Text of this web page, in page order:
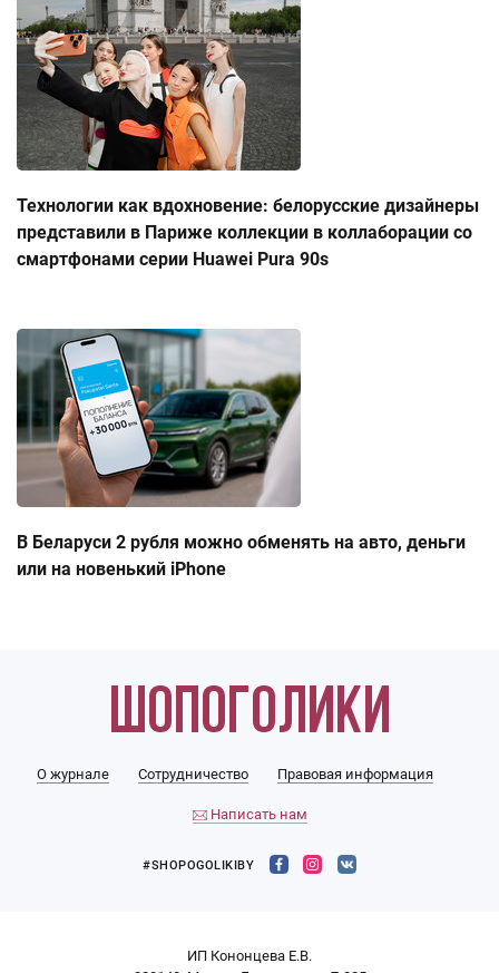
Технологии как вдохновение: белорусские дизайнеры
представили в Париже коллекции в коллаборации со
смартфонами серии Huawei Pura 90s
В Беларуси 2 рубля можно обменять на авто, деньги
или на новенький iPhone
О журнале Сотрудничество Правовая информация
Написать нам
#SHOPOGOLIKIBY
ИП Кононцева Е.В.